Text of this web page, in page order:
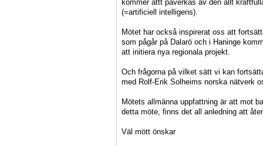
kommer attt påverkas av den allt
(=artificiell intelligens).
Mötet har också inspirerat oss att
som pågår på Dalarö och i Haninge
att initiera nya regionala projekt.
Och frågorna på vilket sätt vi kan
med Rolf-Erik Solheims norska nätverk
Mötets allmänna uppfattning är att mot
detta möte, finns det all anledning att
Väl mött önskar